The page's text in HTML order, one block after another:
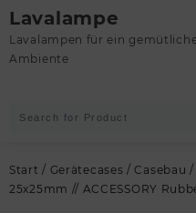
Skip
to
content
Lavalampe
Lavalampen für ein
Ambiente
Start / Gerätecases /Casebau /
25x25mm // ACCESSORY